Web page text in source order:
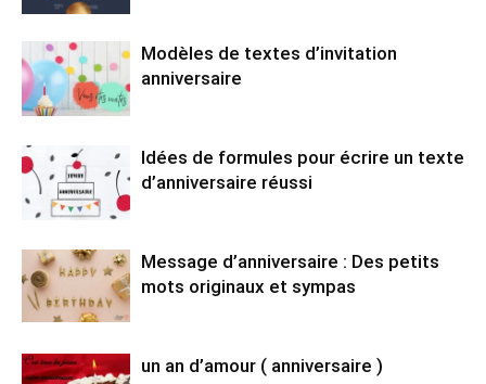
Modèles de textes d’invitation
anniversaire
Idées de formules pour écrire un texte
d’anniversaire réussi
Message d’anniversaire : Des petits
mots originaux et sympas
un an d’amour ( anniversaire )